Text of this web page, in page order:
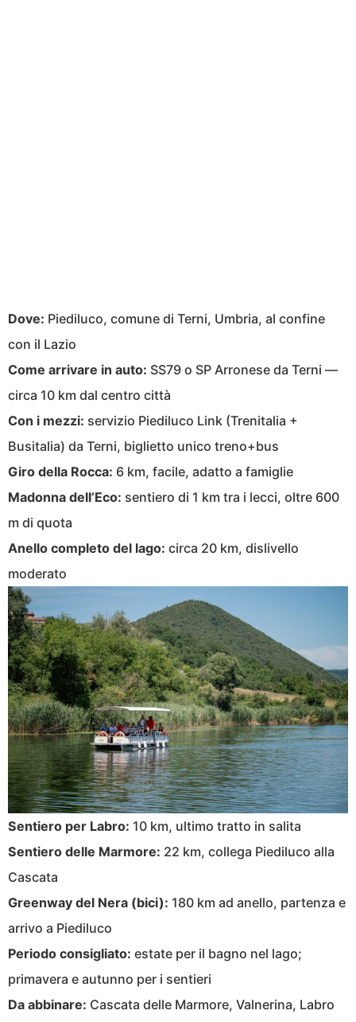
Dove: Piediluco, comune di Terni, Umbria, al confine
con il Lazio
Come arrivare in auto: SS79 o SP Arronese da Terni —
circa 10 km dal centro città
Con i mezzi: servizio Piediluco Link (Trenitalia +
Busitalia) da Terni, biglietto unico treno+bus
Giro della Rocca: 6 km, facile, adatto a famiglie
Madonna dell’Eco: sentiero di 1 km tra i lecci, oltre 600
m di quota
Anello completo del lago: circa 20 km, dislivello
moderato
Sentiero per Labro: 10 km, ultimo tratto in salita
Sentiero delle Marmore: 22 km, collega Piediluco alla
Cascata
Greenway del Nera (bici): 180 km ad anello, partenza e
arrivo a Piediluco
Periodo consigliato: estate per il bagno nel lago;
primavera e autunno per i sentieri
Da abbinare: Cascata delle Marmore, Valnerina, Labro